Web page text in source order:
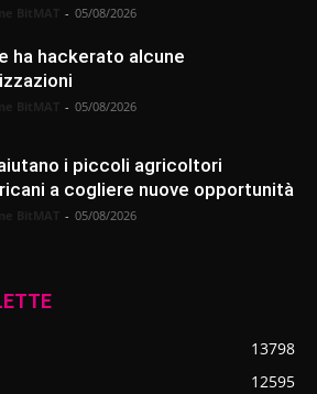
- 05/08/2026
ha hackerato alcune
- 05/08/2026
i piccoli agricoltori
a cogliere nuove opportunità
- 05/08/2026
13798
12595